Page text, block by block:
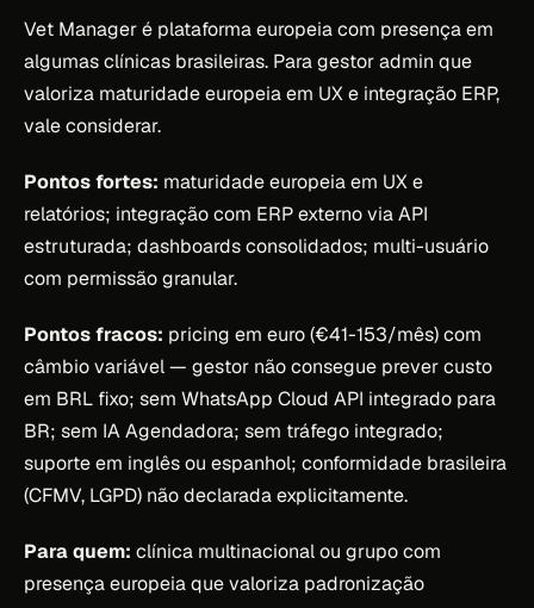
Vet Manager é plataforma europeia com presença em
algumas clínicas brasileiras. Para gestor admin que
valoriza maturidade europeia em UX e integração ERP,
vale considerar.
Pontos fortes: maturidade europeia em UX e
relatórios; integração com ERP externo via API
estruturada; dashboards consolidados; multi-usuário
com permissão granular.
Pontos fracos: pricing em euro (€41-153/mês) com
câmbio variável — gestor não consegue prever custo
em BRL fixo; sem WhatsApp Cloud API integrado para
BR; sem IA Agendadora; sem tráfego integrado;
suporte em inglês ou espanhol; conformidade brasileira
(CFMV, LGPD) não declarada explicitamente.
Para quem: clínica multinacional ou grupo com
presença europeia que valoriza padronização